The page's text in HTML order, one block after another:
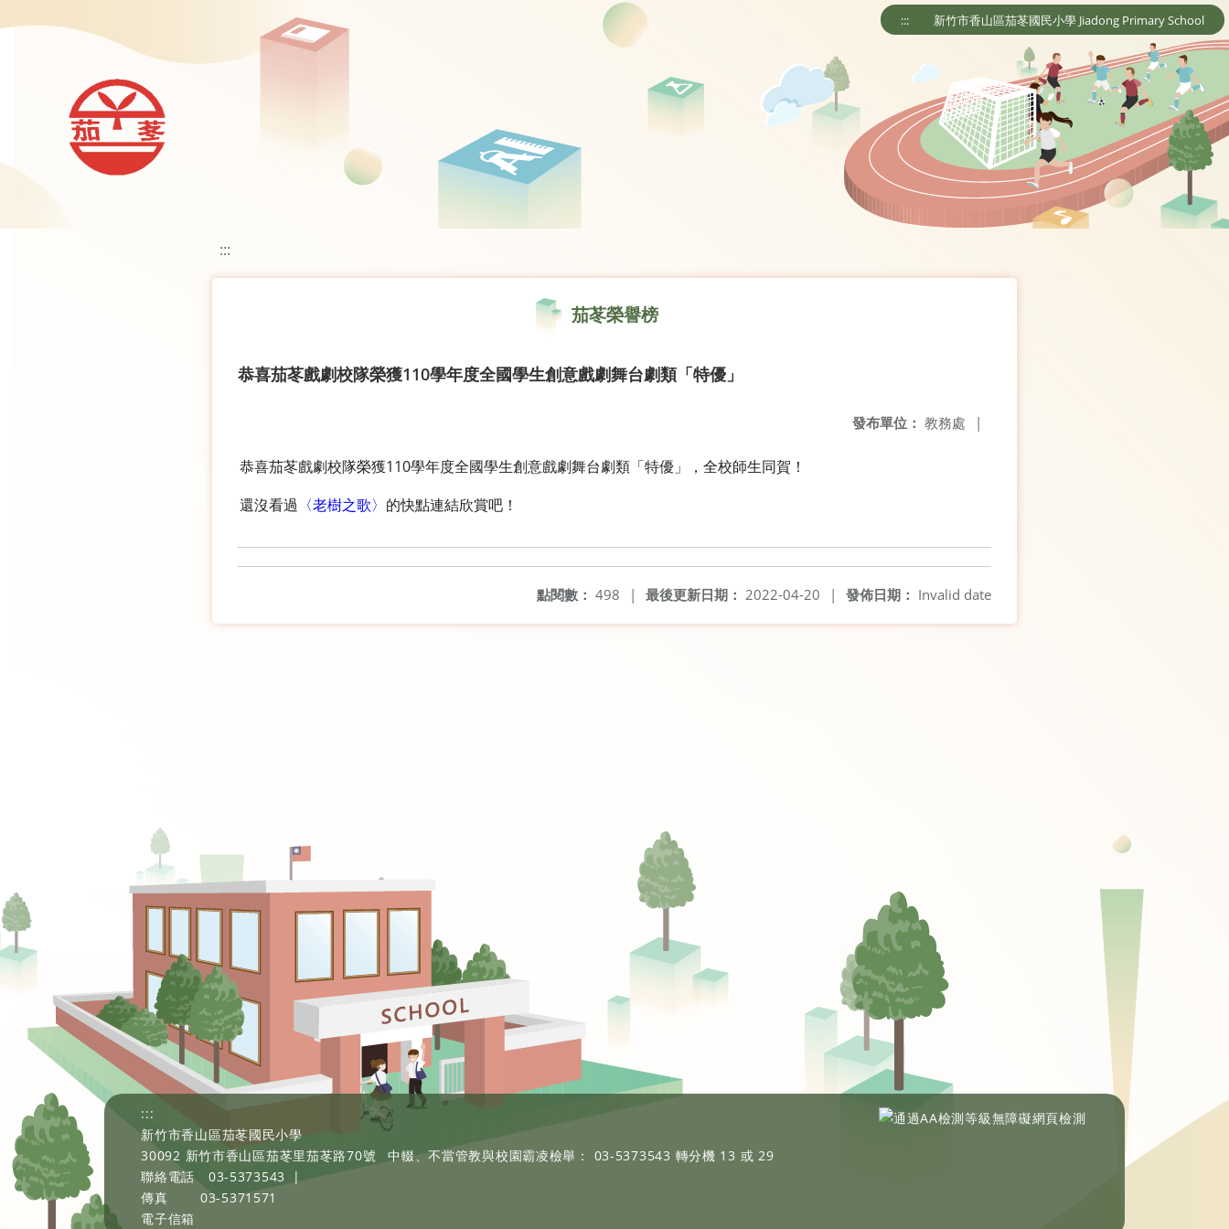
::: 新竹市香山區茄苳國民小學 Jiadong Primary School
:::
茄苳榮譽榜
恭喜茄苳戲劇校隊榮獲110學年度全國學生創意戲劇舞台劇類「特優」
發布單位： 教務處 |
恭喜茄苳戲劇校隊榮獲110學年度全國學生創意戲劇舞台劇類「特優」，全校師生同賀！
還沒看過 〈老樹之歌〉 的快點連結欣賞吧！
發佈日期： Invalid date
最後更新日期： 2022-04-20 |
點閱數： 498 |
:::
新竹市香山區茄苳國民小學
30092 新竹市香山區茄苳里茄苳路70號
中輟、不當管教與校園霸凌檢舉： 03-5373543 轉分機 13 或 29
聯絡電話
03-5373543
|
傳真
03-5371571
電子信箱